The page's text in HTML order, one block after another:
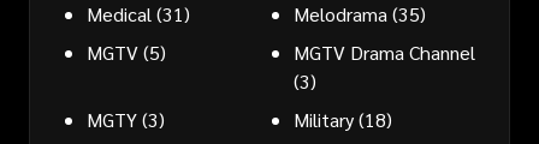
Medical(31) Melodrama(35)
MGTV(5)
MGTV Drama Channel
(3)
MGTY(3) Military(18)